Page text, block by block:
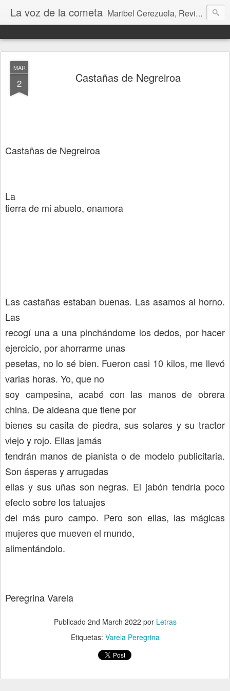
La voz de la cometa Maribel Cerezuela, Revista cultural, Diario voz, La magia de las artes. Tu voz en Internet, Cultura, Literatura, Revista, Fotografías, Audio, Entrevistas, Arte, Ajedrez, Lecturas
MAR
2 Castañas de Negreiroa
Castañas de Negreiroa
La
tierra de mi abuelo, enamora
Las castañas estaban buenas. Las asamos al horno.
Las
recogí una a una pinchándome los dedos, por hacer
ejercicio, por ahorrarme unas
pesetas, no lo sé bien. Fueron casi 10 kilos, me llevó
varias horas. Yo, que no
soy campesina, acabé con las manos de obrera
china. De aldeana que tiene por
bienes su casita de piedra, sus solares y su tractor
viejo y rojo. Ellas jamás
tendrán manos de pianista o de modelo publicitaria.
Son ásperas y arrugadas
ellas y sus uñas son negras. El jabón tendría poco
efecto sobre los tatuajes
del más puro campo. Pero son ellas, las mágicas
mujeres que mueven el mundo,
alimentándolo.
Peregrina Varela
Publicado 2nd March 2022 por Letras
Etiquetas: Varela Peregrina